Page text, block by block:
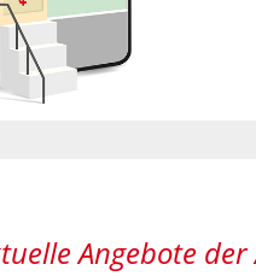
Angebote